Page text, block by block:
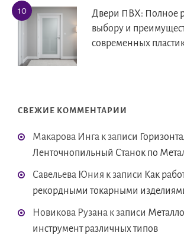
Двери ПВХ: Полное
выбору и
современных
СВЕЖИЕ КОММЕНТАРИИ
Макарова Инга к записи
Ленточнопильный Станок по
Савельева Юния к записи Как
рекордными токарными
Новикова Рузана к записи
инструмент различных типов